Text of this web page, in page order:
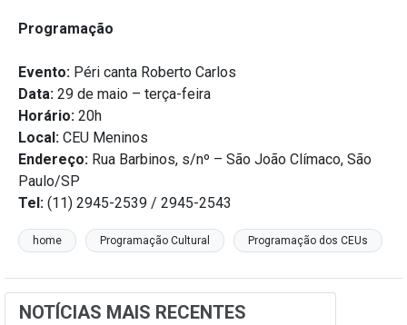
Programação
Evento: Péri canta Roberto Carlos
Data: 29 de maio – terça-feira
Horário: 20h
Local: CEU Meninos
Endereço: Rua Barbinos, s/nº – São João Clímaco, São
Paulo/SP
Tel: (11) 2945-2539 / 2945-2543
home Programação Cultural Programação dos CEUs
NOTÍCIAS MAIS RECENTES